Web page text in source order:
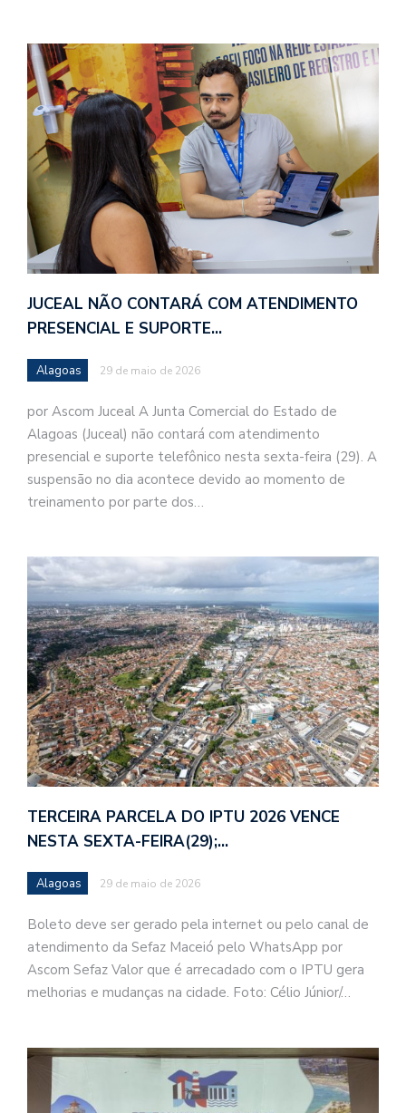
JUCEAL NÃO CONTARÁ COM ATENDIMENTO
PRESENCIAL E SUPORTE…
Alagoas 29 de maio de 2026
por Ascom Juceal A Junta Comercial do Estado de
Alagoas (Juceal) não contará com atendimento
presencial e suporte telefônico nesta sexta-feira (29). A
suspensão no dia acontece devido ao momento de
treinamento por parte dos…
TERCEIRA PARCELA DO IPTU 2026 VENCE
NESTA SEXTA-FEIRA(29);…
Alagoas 29 de maio de 2026
Boleto deve ser gerado pela internet ou pelo canal de
atendimento da Sefaz Maceió pelo WhatsApp por
Ascom Sefaz Valor que é arrecadado com o IPTU gera
melhorias e mudanças na cidade. Foto: Célio Júnior/…